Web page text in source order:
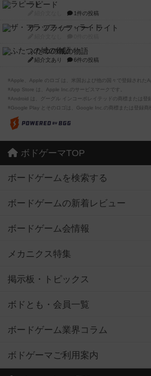
ラピード
1件の投稿
ザ・フラッフィー・ライト
ふたつの城の物語
紹介文あり 6件の投稿
※Apple、Apple のロゴ は、米国および他の国々で登録された
※App Store は、Apple Inc.のサービスマークです。
※Android は、グーグル インコーポレイテッドの商標または登
※Google Play とそのロゴは、Google Inc.の商標または登録商
ボドゲーマTOP
ボードゲームを検索する
ボードゲームの新着レビュー
ボードゲーム会情報
メカニクス特集
掲示板・トピックス
ボドとも・会員一覧
ボードゲーム業界コラム
ボドゲーマご利用案内